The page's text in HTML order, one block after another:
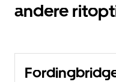
andere